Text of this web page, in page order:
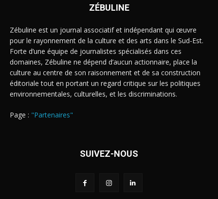
ZÉBULINE
Zébuline est un journal associatif et indépendant qui œuvre
pour le rayonnement de la culture et des arts dans le Sud-Est.
Forte d’une équipe de journalistes spécialisés dans ces
domaines, Zébuline ne dépend d’aucun actionnaire, place la
culture au centre de son raisonnement et de sa construction
éditoriale tout en portant un regard critique sur les politiques
environnementales, culturelles, et les discriminations.
Page : "Partenaires"
SUIVEZ-NOUS